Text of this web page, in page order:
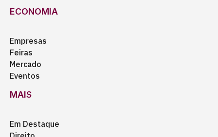
ECONOMIA
Empresas
Feiras
Mercado
Eventos
MAIS
Em Destaque